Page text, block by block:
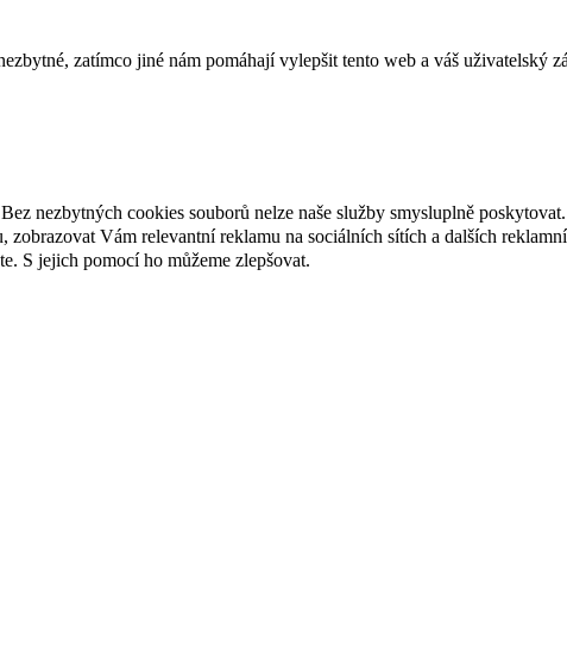
zatímco jiné nám pomáhají vylepšit tento web a váš uživatelský
nezbytných cookies souborů nelze naše služby smysluplně poskytovat.
Vám relevantní reklamu na sociálních sítích a dalších
S jejich pomocí ho můžeme zlepšovat.